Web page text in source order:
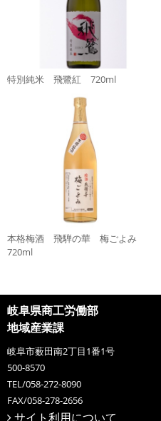
特別純米 飛鷺紅 720ml
本格梅酒 飛騨の華 梅ごよみ
720ml
岐阜県商工労働部
地域産業課
岐阜市薮田南2丁目1番1号
500-8570
TEL/058-272-8090
FAX/058-278-2656
サイト利用について